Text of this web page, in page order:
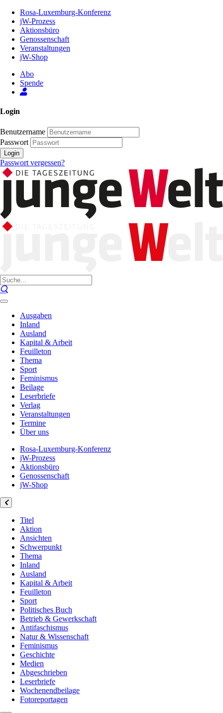
Inhalt
Seite
Rosa-Luxemburg-Konferenz
jW-Prozess
Aktionsbüro
Genossenschaft
Veranstaltungen
jW-Shop
Abo
Spende
Login
Benutzername
Passwort
Login
Passwort vergessen?
Ausgaben
Inland
Ausland
Kapital & Arbeit
Feuilleton
Thema
Sport
Feminismus
Beilage
Leserbriefe
Verlag
Veranstaltungen
Termine
Über uns
Rosa-Luxemburg-Konferenz
jW-Prozess
Aktionsbüro
Genossenschaft
jW-Shop
Titel
Aktion
Ansichten
Schwerpunkt
Thema
Inland
Ausland
Kapital & Arbeit
Feuilleton
Sport
Politisches Buch
Betrieb & Gewerkschaft
Antifaschismus
Natur & Wissenschaft
Feminismus
Geschichte
Medien
Abgeschrieben
Leserbriefe
Wochenendbeilage
Fotoreportagen